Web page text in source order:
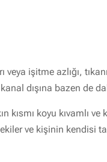
işitme azlığı,
dışına bazen de
kısmı koyu
ve kişinin kendisi